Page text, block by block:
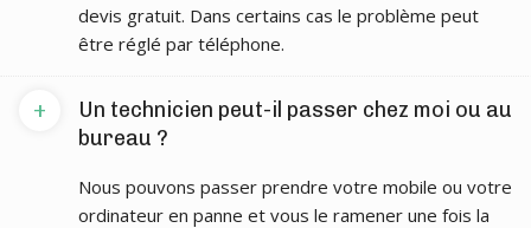
devis gratuit. Dans certains cas le problème peut
être réglé par téléphone.
Un technicien peut-il passer chez moi ou au
bureau ?
+
Nous pouvons passer prendre votre mobile ou votre
ordinateur en panne et vous le ramener une fois la